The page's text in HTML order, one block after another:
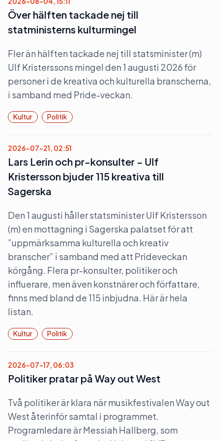
Över hälften tackade nej till
statministerns kulturmingel
Fler än hälften tackade nej till statsminister (m)
Ulf Kristerssons mingel den 1 augusti 2026 för
personer i de kreativa och kulturella branscherna,
i samband med Pride-veckan.
Kultur Politik
2026-07-21, 02:51
Lars Lerin och pr-konsulter – Ulf
Kristersson bjuder 115 kreativa till
Sagerska
Den 1 augusti håller statsminister Ulf Kristersson
(m) en mottagning i Sagerska palatset för att
”uppmärksamma kulturella och kreativ
branscher” i samband med att Prideveckan
körgång. Flera pr-konsulter, politiker och
influerare, men även konstnärer och författare,
finns med bland de 115 inbjudna. Här är hela
listan.
Kultur Politik
2026-07-17, 06:03
Politiker pratar på Way out West
Två politiker är klara när musikfestivalen Way out
West återinför samtal i programmet.
Programledare är Messiah Hallberg, som